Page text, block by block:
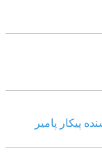
پیکار پامیر